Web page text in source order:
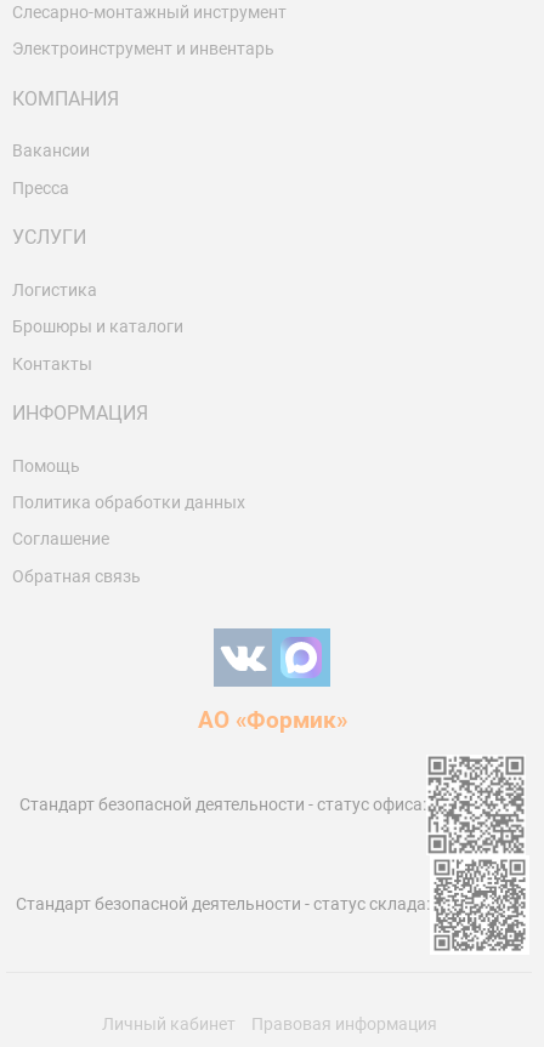
Слесарно-монтажный инструмент
Электроинструмент и инвентарь
КОМПАНИЯ
Вакансии
Пресса
УСЛУГИ
Логистика
Брошюры и каталоги
Контакты
ИНФОРМАЦИЯ
Помощь
Политика обработки данных
Соглашение
Обратная связь
АО «Формик»
Стандарт безопасной деятельности ‑ статус офиса:
Стандарт безопасной деятельности ‑ статус склада:
Личный кабинет Правовая информация